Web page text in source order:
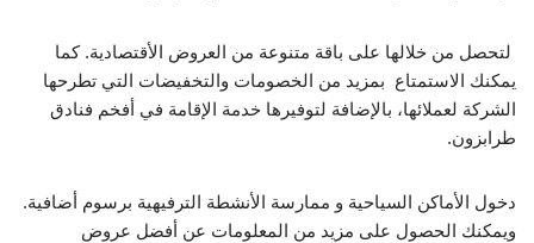
لتحصل من خلالها على باقة متنوعة من العروض الأقتصادية. كما
يمكنك الاستمتاع بمزيد من الخصومات والتخفيضات التي تطرحها
الشركة لعملائها، بالإضافة لتوفيرها خدمة الإقامة في أفخم فنادق
طرابزون.
دخول الأماكن السياحية و ممارسة الأنشطة الترفيهية برسوم أضافية.
ويمكنك الحصول على مزيد من المعلومات عن أفضل عروض